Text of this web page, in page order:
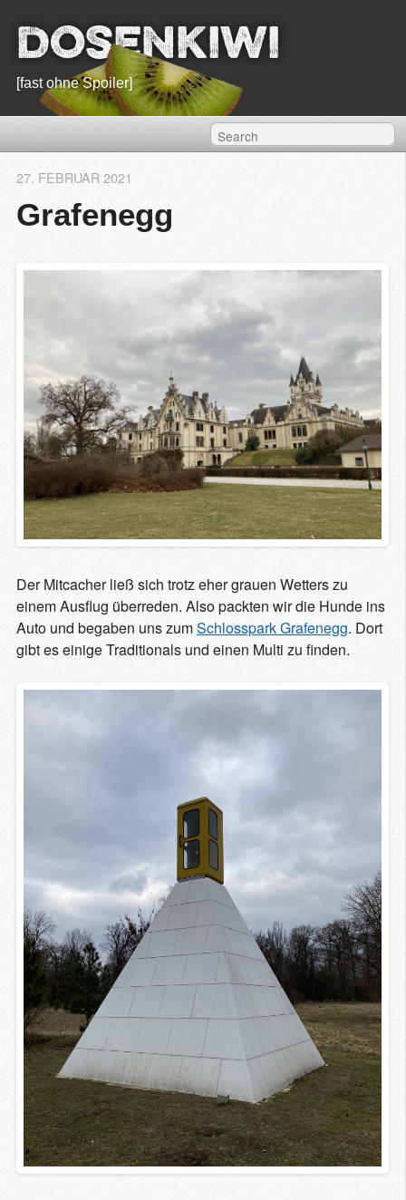
Dosenkiwi
[fast ohne Spoiler]
Grafenegg
27. FEBRUAR 2021
Der Mitcacher ließ sich trotz eher grauen Wetters zu
einem Ausflug überreden. Also packten wir die Hunde ins
Auto und begaben uns zumSchlosspark Grafenegg. Dort
gibt es einige Traditionals und einen Multi zu finden.